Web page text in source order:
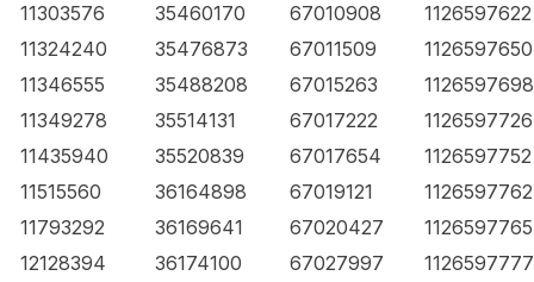
11303576
35460170 67010908
1126597622
11324240
35476873 67011509
1126597650
11346555
35488208 67015263
1126597698
11349278
35514131 67017222
1126597726
11435940
35520839 67017654
1126597752
11515560
36164898 67019121
1126597762
11793292
36169641 67020427
1126597765
12128394
36174100 67027997
1126597777